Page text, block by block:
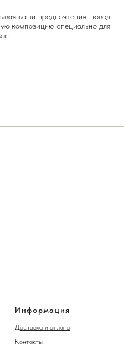
ваши предпочтения, повод
композицию специально для
Информация
Доставка и оплата
Контакты